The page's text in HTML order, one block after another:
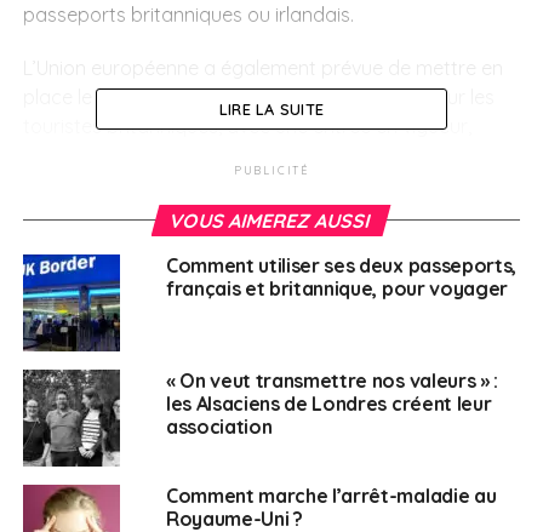
passeports britanniques ou irlandais.
place le même type d’autorisation préalable pour les
touristes britanniques, avec une entrée en vigueur,
A SUIVRE
easyJet lance une liaison entre Londres Stansted
et Paris Charles de Gaulle
NE RATEZ PAS
S’expatrier avec des enfants : 5-10 ans, l’âge «
éponge »
Leila Lamnaouer
LIRE LA SUITE
PUBLICITÉ
VOUS AIMEREZ AUSSI
Comment utiliser ses deux passeports,
français et britannique, pour voyager
« On veut transmettre nos valeurs » :
les Alsaciens de Londres créent leur
association
Comment marche l’arrêt-maladie au
Royaume-Uni ?